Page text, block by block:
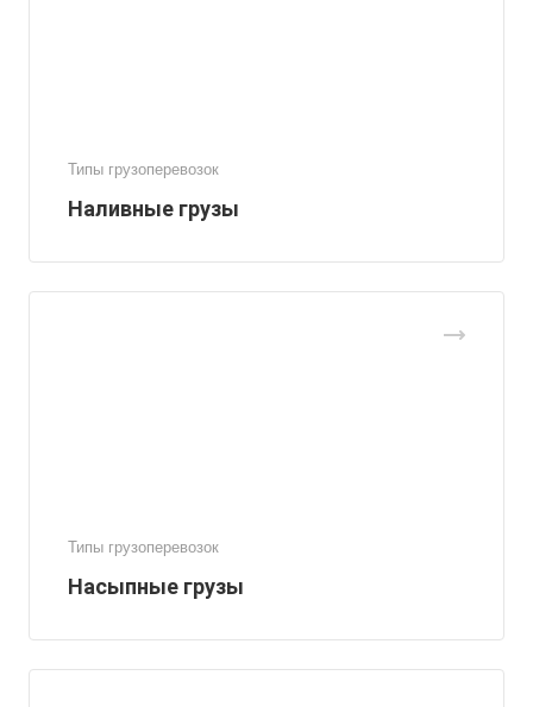
Типы грузоперевозок
Наливные грузы
Типы грузоперевозок
Насыпные грузы